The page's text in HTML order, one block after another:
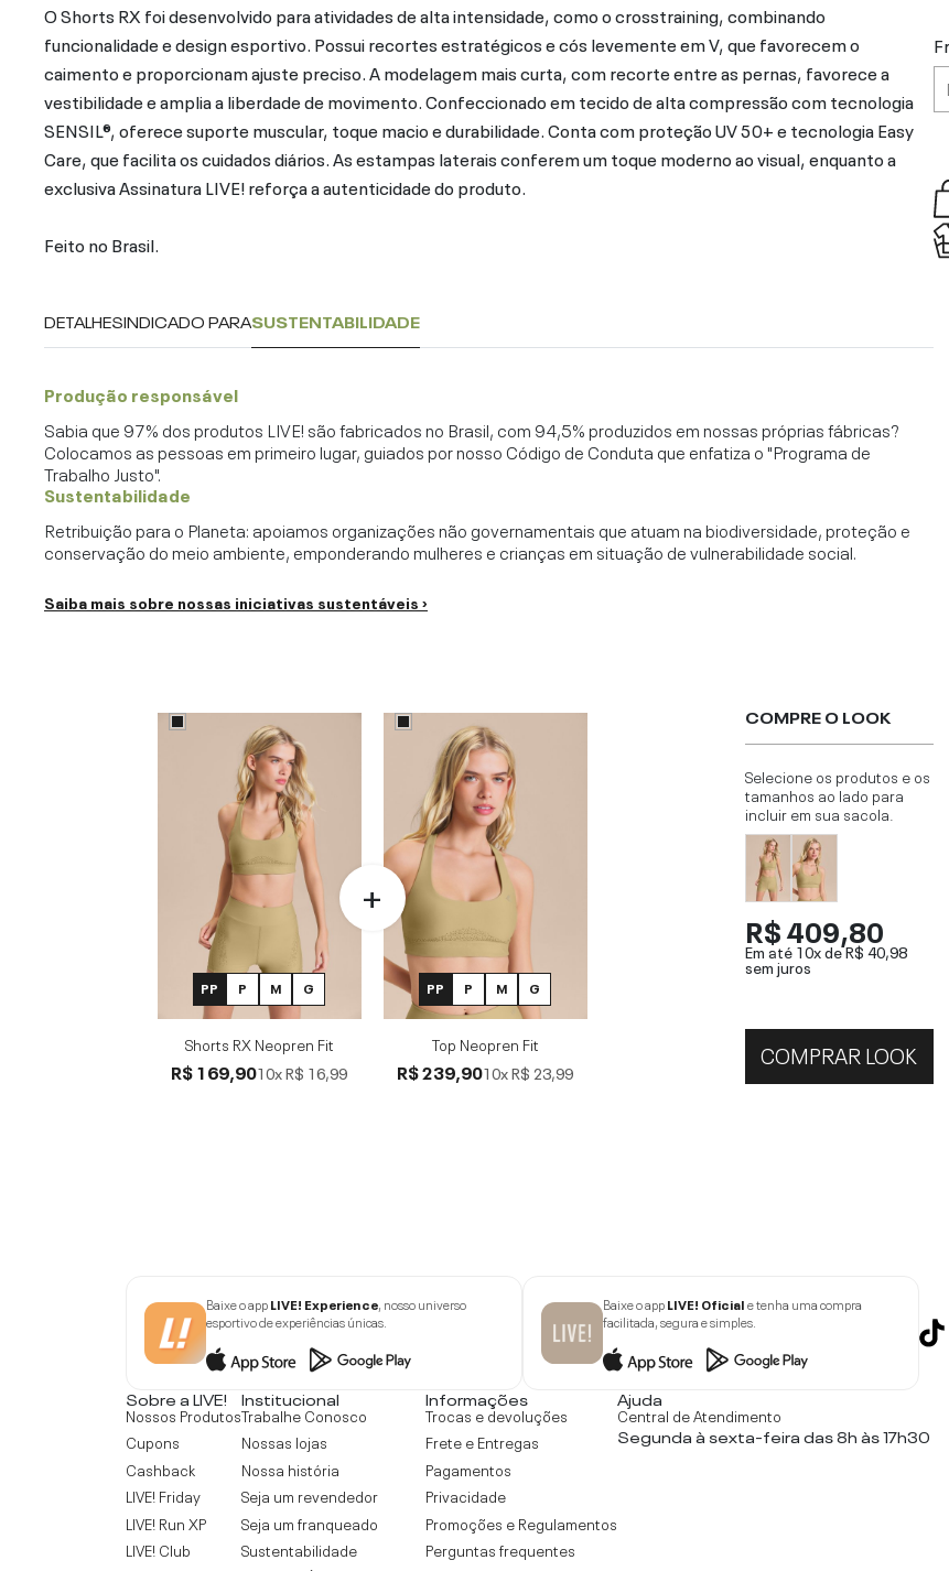
O Shorts RX foi desenvolvido para atividades de alta intensidade, como o crosstraining, combinando
funcionalidade e design esportivo. Possui recortes estratégicos e cós levemente em V, que favorecem o
caimento e proporcionam ajuste preciso. A modelagem mais curta, com recorte entre as pernas, favorece a
vestibilidade e amplia a liberdade de movimento. Confeccionado em tecido de alta compressão com tecnologia
SENSIL®, oferece suporte muscular, toque macio e durabilidade. Conta com proteção UV 50+ e tecnologia Easy
Care, que facilita os cuidados diários. As estampas laterais conferem um toque moderno ao visual, enquanto a
exclusiva Assinatura LIVE! reforça a autenticidade do produto.
Feito no Brasil.
DETALHESINDICADO PARASUSTENTABILIDADE
Produção responsável
Sabia que 97% dos produtos LIVE! são fabricados no Brasil, com 94,5% produzidos em nossas próprias fábricas?
Colocamos as pessoas em primeiro lugar, guiados por nosso Código de Conduta que enfatiza o "Programa de
Trabalho Justo".
Sustentabilidade
Retribuição para o Planeta: apoiamos organizações não governamentais que atuam na biodiversidade, proteção e
conservação do meio ambiente, emponderando mulheres e crianças em situação de vulnerabilidade social.
Saiba mais sobre nossas iniciativas sustentáveis ›
PP P M G
Shorts RX Neopren Fit
R$ 169,9010xR$ 16,99
PP P M G
Top Neopren Fit
R$ 239,9010xR$ 23,99
COMPRE O LOOK
Selecione os produtos e os
tamanhos ao lado para
incluir em sua sacola.
R$ 409,80
Em até 10x deR$ 40,98
sem juros
COMPRAR LOOK
Baixe o appLIVE! Experience, nosso universo
esportivo de experiências únicas.
Baixe o appLIVE! Oficiale tenha uma compra
facilitada, segura e simples.
Sobre a LIVE!
Nossos Produtos
Cupons
Cashback
LIVE! Friday
LIVE! Run XP
LIVE! Club
Institucional
Trabalhe Conosco
Nossas lojas
Nossa história
Seja um revendedor
Seja um franqueado
Sustentabilidade
Informações
Trocas e devoluções
Frete e Entregas
Pagamentos
Privacidade
Promoções e Regulamentos
Perguntas frequentes
Ajuda
Central de Atendimento
Segunda à sexta-feira das 8h às 17h30